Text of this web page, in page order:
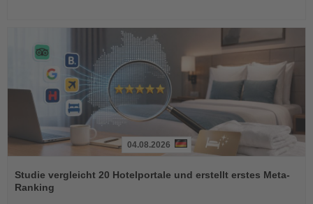
Sie
die
Nachrichten
04.08.2026
Studie vergleicht 20 Hotelportale und erstellt erstes Meta-
Ranking